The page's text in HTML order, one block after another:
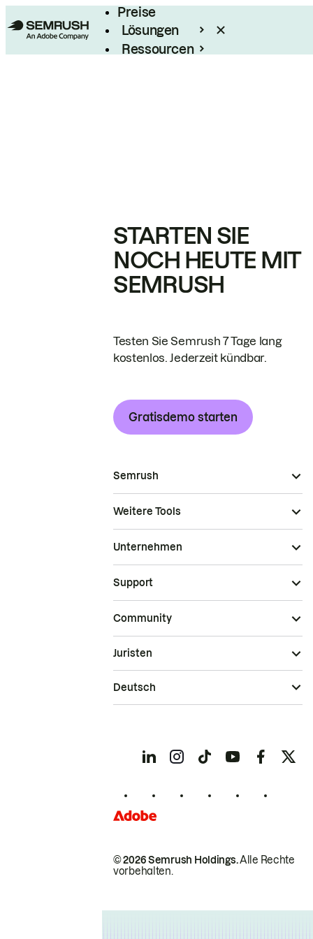
Preise
Lösungen
Ressourcen
STARTEN SIE
NOCH HEUTE MIT
SEMRUSH
Testen Sie Semrush 7 Tage lang
kostenlos. Jederzeit kündbar.
Gratisdemo starten
Semrush
Weitere Tools
Unternehmen
Support
Community
© 2026 Semrush Holdings.Alle Rechte
vorbehalten.
Juristen
Deutsch